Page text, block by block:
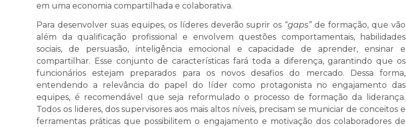
em uma economia compartilhada e colaborativa.
Para desenvolver suas equipes, os líderes deverão suprir os “gaps”de formação, que vão
além da qualificação profissional e envolvem questões comportamentais, habilidades
sociais, de persuasão, inteligência emocional e capacidade de aprender, ensinar e
compartilhar. Esse conjunto de características fará toda a diferença, garantindo que os
funcionários estejam preparados para os novos desafios do mercado. Dessa forma,
entendendo a relevância do papel do líder como protagonista no engajamento das
equipes, é recomendável que seja reformulado o processo de formação da liderança.
Todos os lideres, dos supervisores aos mais altos níveis, precisam se municiar de conceitos e
ferramentas práticas que possibilitem o engajamento e motivação dos colaboradores de